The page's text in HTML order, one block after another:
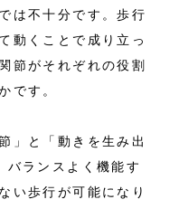
は不十分です。歩行
動くことで成り立っ
節がそれぞれの役割
です。
」と「動きを生み出
バランスよく機能す
い歩行が可能になり